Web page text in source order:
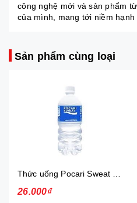
công nghệ mới và sản phẩm
của mình, mang tới niềm hạnh
Sản phẩm cùng loại
26.000₫